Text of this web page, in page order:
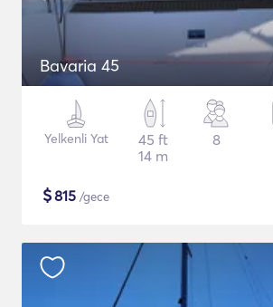
Bavaria 45
Yelkenli Yat
45 ft
14 m
8
$815 /gece